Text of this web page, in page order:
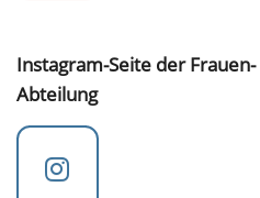
Instagram-Seite der
Abteilung